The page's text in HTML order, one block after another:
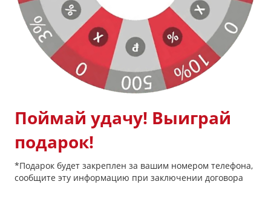
Поймай удачу! Выиграй
подарок!
*Подарок будет закреплен за вашим номером телефона,
сообщите эту информацию при заключении договора